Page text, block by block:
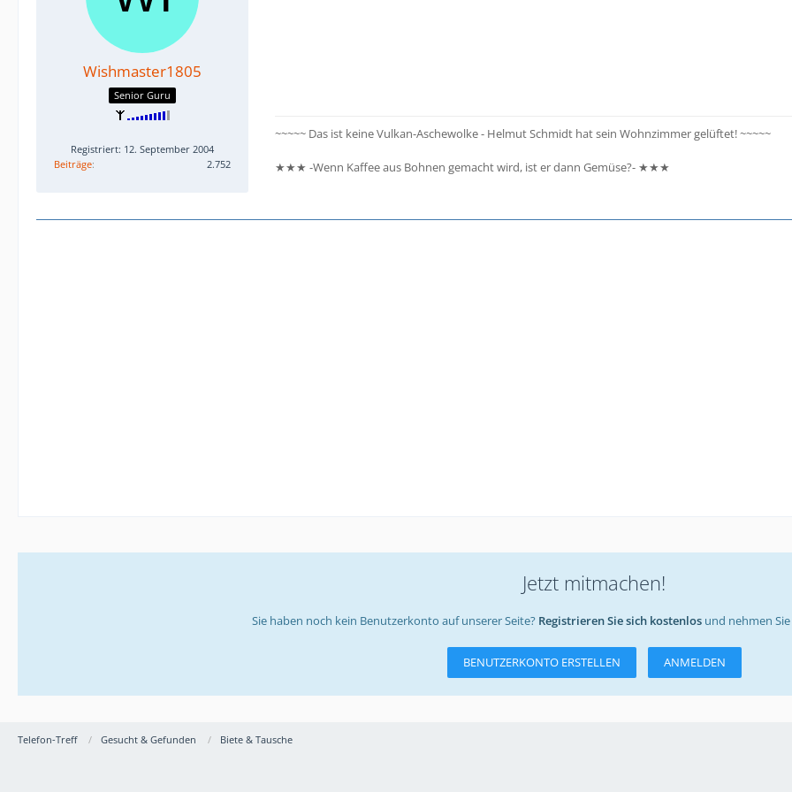
Telefon-Treff Gesucht & Gefunden Biete & Tausche
Wishmaster1805
Senior Guru
Registriert: 12. September 2004
Beiträge
2.752
~~~~~ Das ist keine Vulkan-Aschewolke - Helmut Schmidt hat sein Wohnzimmer gelüftet! ~~~~~
★★★ -Wenn Kaffee aus Bohnen gemacht wird, ist er dann Gemüse?- ★★★
Jetzt mitmachen!
Sie haben noch kein Benutzerkonto auf unserer Seite? Registrieren Sie sich kostenlos und nehmen
BENUTZERKONTO ERSTELLEN ANMELDEN